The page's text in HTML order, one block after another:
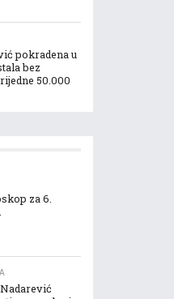
pokradena u
bez
50.000
za 6.